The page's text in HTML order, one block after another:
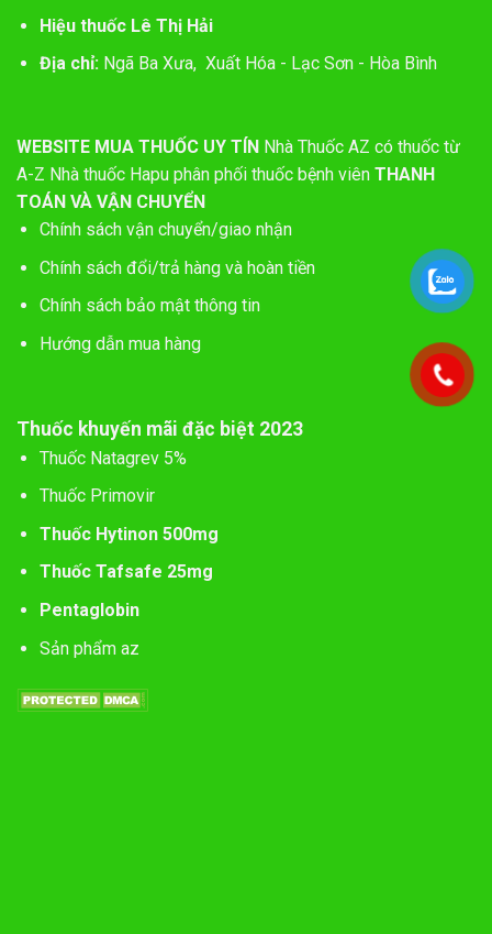
Hiệu thuốc Lê Thị Hải
Địa chỉ: Ngã Ba Xưa, Xuất Hóa - Lạc Sơn - Hòa Bình
WEBSITE MUA THUỐC UY TÍN Nhà Thuốc AZ có thuốc từ
A-Z Nhà thuốc Hapu phân phối thuốc bệnh viên THANH
TOÁN VÀ VẬN CHUYỂN
Chính sách vận chuyển/giao nhận
Chính sách đổi/trả hàng và hoàn tiền
Chính sách bảo mật thông tin
Hướng dẫn mua hàng
Thuốc khuyến mãi đặc biệt 2023
Thuốc Natagrev 5%
Thuốc Primovir
Thuốc Hytinon 500mg
Thuốc Tafsafe 25mg
Pentaglobin
Sản phẩm az